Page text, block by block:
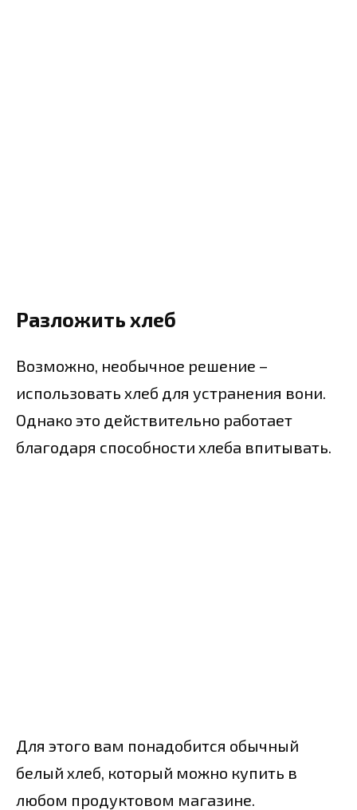
Разложить хлеб
Возможно, необычное решение –
использовать хлеб для устранения вони.
Однако это действительно работает
благодаря способности хлеба впитывать.
Для этого вам понадобится обычный
белый хлеб, который можно купить в
любом продуктовом магазине.